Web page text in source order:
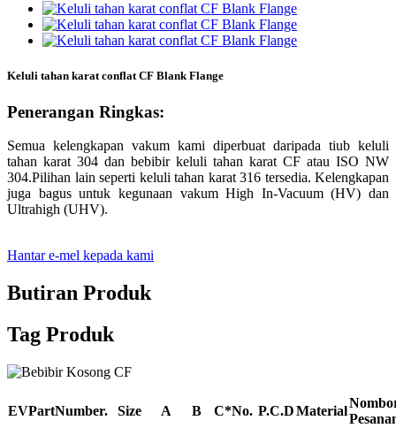
Keluli tahan karat conflat CF Blank Flange
Penerangan Ringkas:
Semua kelengkapan vakum kami diperbuat daripada tiub keluli
tahan karat 304 dan bebibir keluli tahan karat CF atau ISO NW
304.Pilihan lain seperti keluli tahan karat 316 tersedia. Kelengkapan
juga bagus untuk kegunaan vakum High In-Vacuum (HV) dan
Ultrahigh (UHV).
Hantar e-mel kepada kami
Butiran Produk
Tag Produk
EVPartNumber. Size A B C*No. P.C.DMaterial